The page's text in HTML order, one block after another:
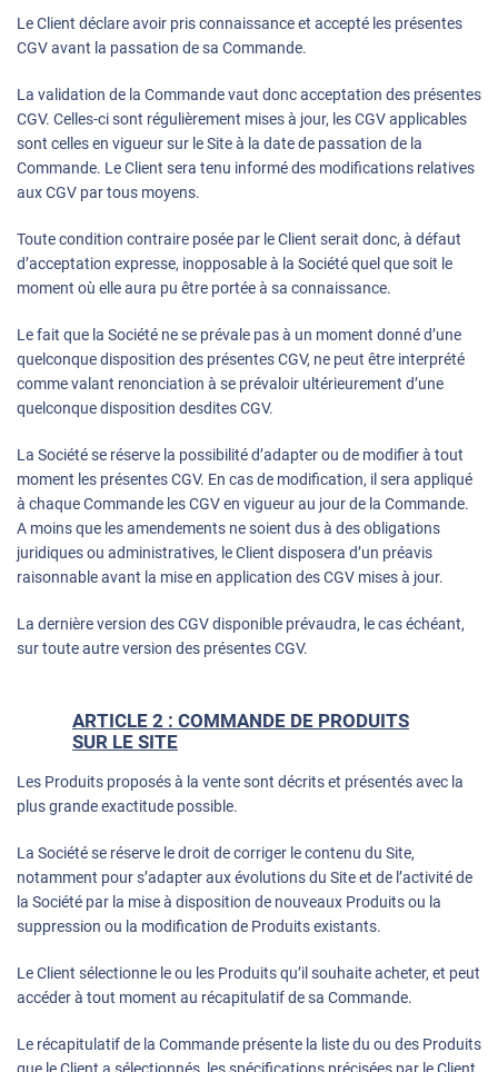
Le Client déclare avoir pris connaissance et accepté les présentes
CGV avant la passation de sa Commande.
La validation de la Commande vaut donc acceptation des présentes
CGV. Celles-ci sont régulièrement mises à jour, les CGV applicables
sont celles en vigueur sur le Site à la date de passation de la
Commande. Le Client sera tenu informé des modifications relatives
aux CGV par tous moyens.
Toute condition contraire posée par le Client serait donc, à défaut
d’acceptation expresse, inopposable à la Société quel que soit le
moment où elle aura pu être portée à sa connaissance.
Le fait que la Société ne se prévale pas à un moment donné d’une
quelconque disposition des présentes CGV, ne peut être interprété
comme valant renonciation à se prévaloir ultérieurement d’une
quelconque disposition desdites CGV.
La Société se réserve la possibilité d’adapter ou de modifier à tout
moment les présentes CGV. En cas de modification, il sera appliqué
à chaque Commande les CGV en vigueur au jour de la Commande.
A moins que les amendements ne soient dus à des obligations
juridiques ou administratives, le Client disposera d’un préavis
raisonnable avant la mise en application des CGV mises à jour.
La dernière version des CGV disponible prévaudra, le cas échéant,
sur toute autre version des présentes CGV.
ARTICLE 2 : COMMANDE DE PRODUITS
SUR LE SITE
Les Produits proposés à la vente sont décrits et présentés avec la
plus grande exactitude possible.
La Société se réserve le droit de corriger le contenu du Site,
notamment pour s’adapter aux évolutions du Site et de l’activité de
la Société par la mise à disposition de nouveaux Produits ou la
suppression ou la modification de Produits existants.
Le Client sélectionne le ou les Produits qu’il souhaite acheter, et peut
accéder à tout moment au récapitulatif de sa Commande.
Le récapitulatif de la Commande présente la liste du ou des Produits